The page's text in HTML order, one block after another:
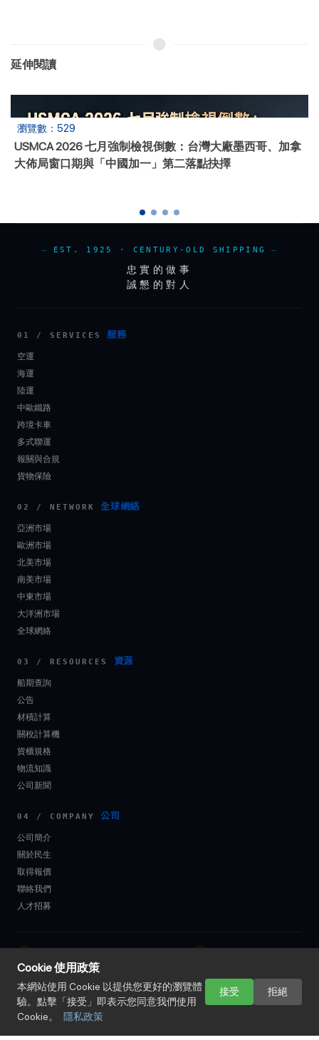
延伸閱讀
瀏覽數：981
訂艙 Booking 完整教學-SO 到結關實戰
EST. 1925 · CENTURY-OLD SHIPPING
忠實的做事
誠懇的對人
01 / SERVICES 服務
空運
海運
陸運
中歐鐵路
跨境卡車
多式聯運
報關與合規
貨物保險
02 / NETWORK 全球網絡
亞洲市場
歐洲市場
北美市場
南美市場
中東市場
大洋洲市場
全球網絡
03 / RESOURCES 資源
船期查詢
公告
材積計算
關稅計算機
貨櫃規格
物流知識
公司新聞
04 / COMPANY 公司
公司簡介
關於民生
取得報價
聯絡我們
人才招募
logistics@mingsung.com.tw
FAX +886-2-2507-4997 ｜ +886-2-2507-3427
© 2026 民生國際物流股份有限公司 Mingsung International Logistics Co.,
Ltd.
Cookie 使用政策
本網站使用 Cookie 以提供您更好的瀏覽體
驗。點擊「接受」即表示您同意我們使用
Cookie。
隱私政策
接受 拒絕